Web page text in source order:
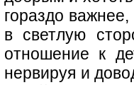
гораздо
в светлую
отношение к
нервируя и